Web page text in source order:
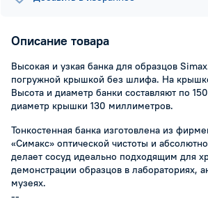
Описание товара
Высокая и узкая банка для образцов
погружной крышкой без шлифа. На
Высота и диаметр банки составляют по
диаметр крышки 130 миллиметров.
Тонкостенная банка изготовлена из
«Симакс» оптической чистоты и
делает сосуд идеально подходящим для
демонстрации образцов в лабораториях,
музеях.
--